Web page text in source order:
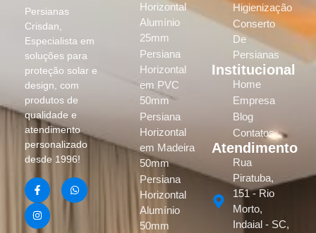
Persianas
Crisdan,
Especialista em
soluções para
proteção solar e
design, com
produtos de
qualidade e
atendimento
personalizado
desde 1996!
Horizontal
Alumínio
25mm
Persiana
Horizontal
em PVC
50mm
Persiana
Horizontal
em Madeira
50mm
Persiana
Horizontal
Alumínio
50mm
Higienização
Conserto
De
Persianas
Institucional
Home
Empresa
Blog
Contatos
Atendimento
Rua
Piratuba,
151 - Rio
Morto,
Indaial - SC,